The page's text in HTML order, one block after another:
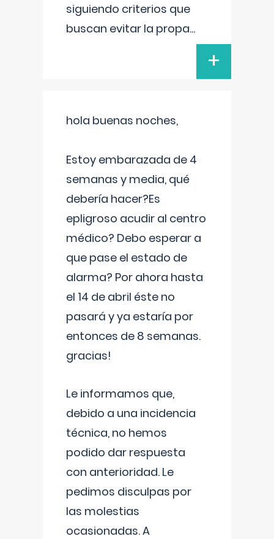
siguiendo criterios que
buscan evitar la propa...
+
hola buenas noches,
Estoy embarazada de 4
semanas y media, qué
debería hacer?Es
epligroso acudir al centro
médico? Debo esperar a
que pase el estado de
alarma? Por ahora hasta
el 14 de abril éste no
pasará y ya estaría por
entonces de 8 semanas.
gracias!
Le informamos que,
debido a una incidencia
técnica, no hemos
podido dar respuesta
con anterioridad. Le
pedimos disculpas por
las molestias
ocasionadas. A